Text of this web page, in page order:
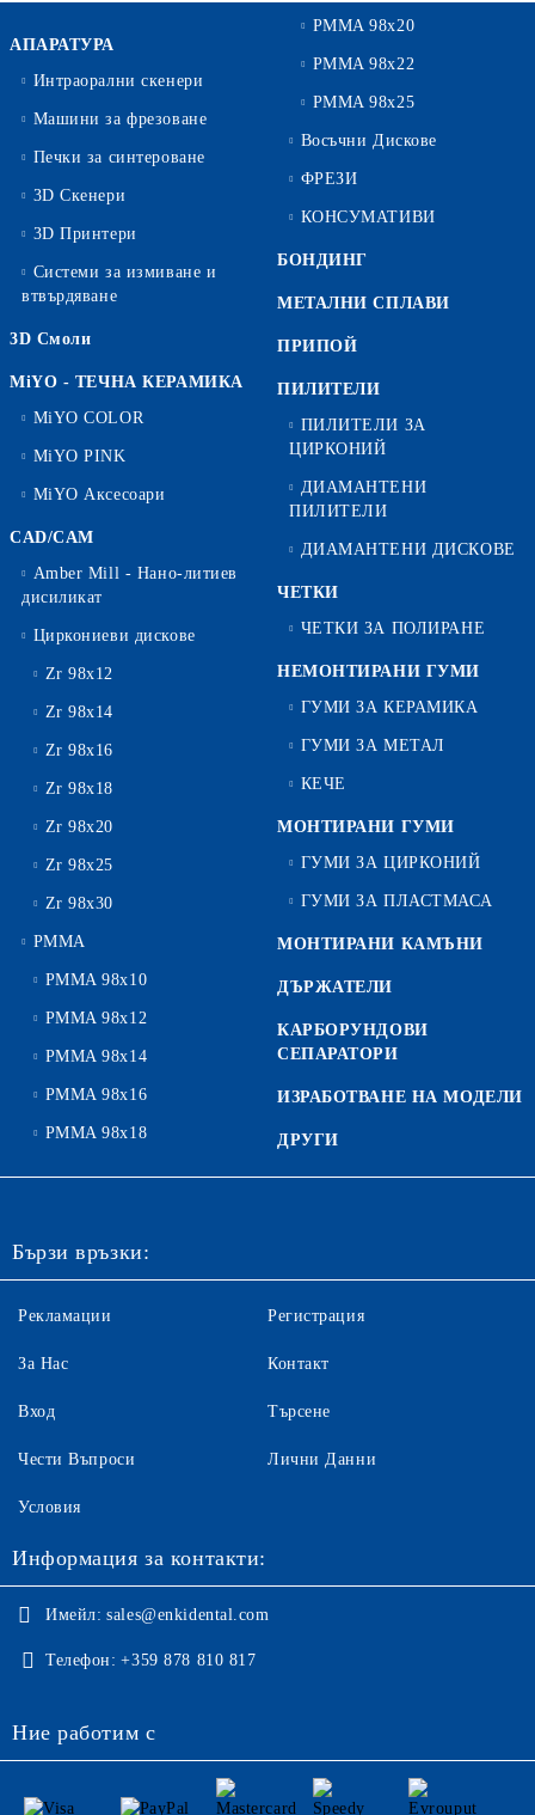
АПАРАТУРА
Интраорални скенери
Машини за фрезоване
Печки за синтероване
3D Скенери
3D Принтери
Системи за измиване и
втвърдяване
3D Смоли
MiYO - ТЕЧНА КЕРАМИКА
MiYO COLOR
MiYO PINK
MiYO Аксесоари
CAD/CAM
Amber Mill - Нано-литиев
дисиликат
Циркониеви дискове
Zr 98x12
Zr 98x14
Zr 98x16
Zr 98x18
Zr 98x20
Zr 98x25
Zr 98x30
PMMA
PMMA 98x10
PMMA 98x12
PMMA 98x14
PMMA 98x16
PMMA 98x18
PMMA 98x20
PMMA 98x22
PMMA 98x25
Восъчни Дискове
ФРЕЗИ
КОНСУМАТИВИ
БОНДИНГ
МЕТАЛНИ СПЛАВИ
ПРИПОЙ
ПИЛИТЕЛИ
ПИЛИТЕЛИ ЗА
ЦИРКОНИЙ
ДИАМАНТЕНИ
ПИЛИТЕЛИ
ДИАМАНТЕНИ ДИСКОВЕ
ЧЕТКИ
ЧЕТКИ ЗА ПОЛИРАНЕ
НЕМОНТИРАНИ ГУМИ
ГУМИ ЗА КЕРАМИКА
ГУМИ ЗА МЕТАЛ
КЕЧЕ
МОНТИРАНИ ГУМИ
ГУМИ ЗА ЦИРКОНИЙ
ГУМИ ЗА ПЛАСТМАСА
МОНТИРАНИ КАМЪНИ
ДЪРЖАТЕЛИ
КАРБОРУНДОВИ
СЕПАРАТОРИ
ИЗРАБОТВАНЕ НА МОДЕЛИ
ДРУГИ
Бързи връзки:
Рекламации
За Нас
Вход
Чести Въпроси
Регистрация
Контакт
Търсене
Лични Данни
Условия
Информация за контакти:
Имейл: sales@enkidental.com
Телефон: +359 878 810 817
Ние работим с